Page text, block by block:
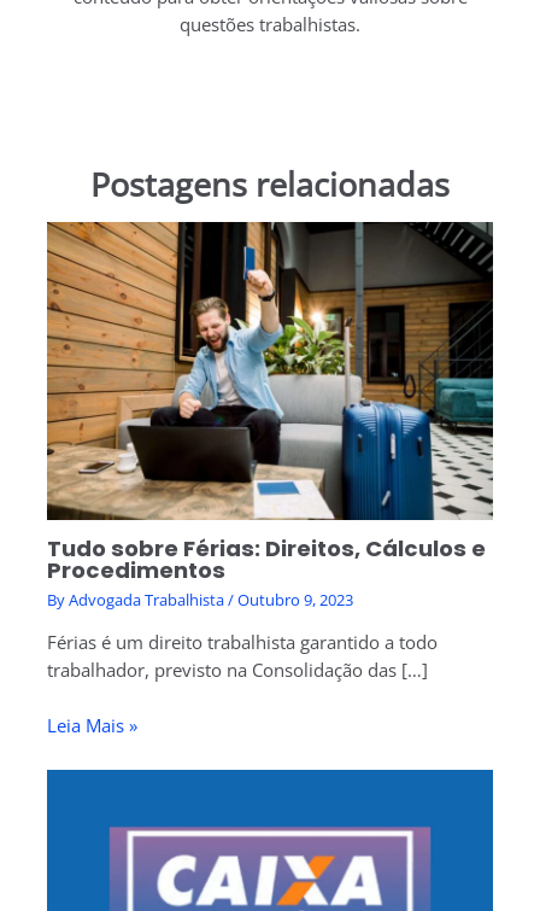
questões trabalhistas.
Postagens relacionadas
Tudo sobre Férias: Direitos, Cálculos e
Procedimentos
ByAdvogada Trabalhista/Outubro 9, 2023
Férias é um direito trabalhista garantido a todo
trabalhador, previsto na Consolidação das […]
Leia Mais »